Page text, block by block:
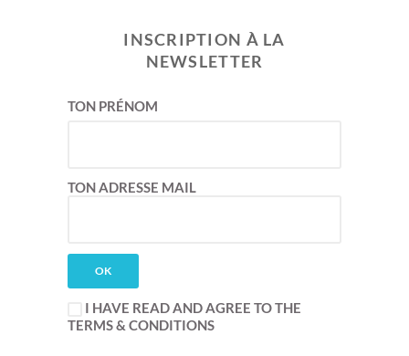
INSCRIPTION À LA
NEWSLETTER
TON PRÉNOM
TON ADRESSE MAIL
I HAVE READ AND AGREE TO THE
TERMS & CONDITIONS